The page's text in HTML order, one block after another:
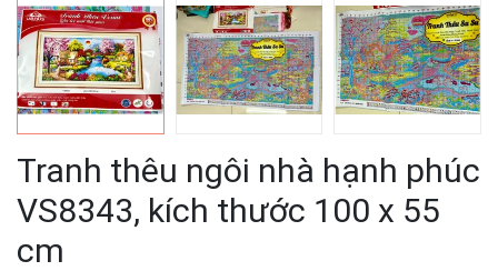
Tranh thêu ngôi nhà hạnh phúc
VS8343, kích thước 100 x 55
cm